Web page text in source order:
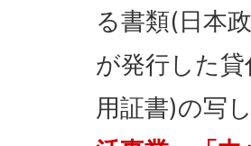
る書類(日本
が発行した
用証書)の写